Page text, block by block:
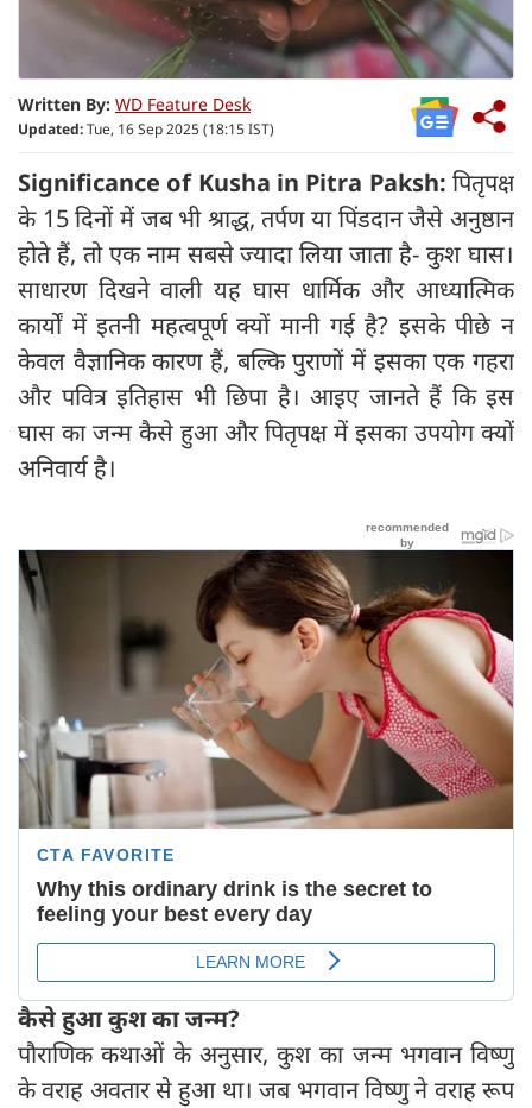
Written By: WD Feature Desk
Updated:Tue, 16 Sep 2025 (18:15 IST)
Significance of Kusha in Pitra Paksh: पितृपक्ष
के 15 दिनों में जब भी श्राद्ध, तर्पण या पिंडदान जैसे अनुष्ठान
होते हैं, तो एक नाम सबसे ज्यादा लिया जाता है- कुश घास।
साधारण दिखने वाली यह घास धार्मिक और आध्यात्मिक
कार्यों में इतनी महत्वपूर्ण क्यों मानी गई है? इसके पीछे न
केवल वैज्ञानिक कारण हैं, बल्कि पुराणों में इसका एक गहरा
और पवित्र इतिहास भी छिपा है। आइए जानते हैं कि इस
घास का जन्म कैसे हुआ और पितृपक्ष में इसका उपयोग क्यों
अनिवार्य है।
कैसे हुआ कुश का जन्म?
पौराणिक कथाओं के अनुसार, कुश का जन्म भगवान विष्णु
के वराह अवतार से हुआ था। जब भगवान विष्णु ने वराह रूप